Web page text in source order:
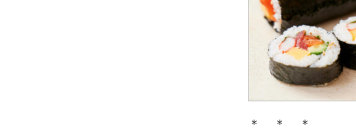
＊ ＊ ＊